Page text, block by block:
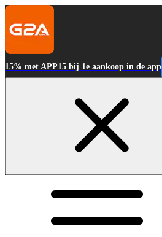
15% met APP15 bij 1e aankoop in de app